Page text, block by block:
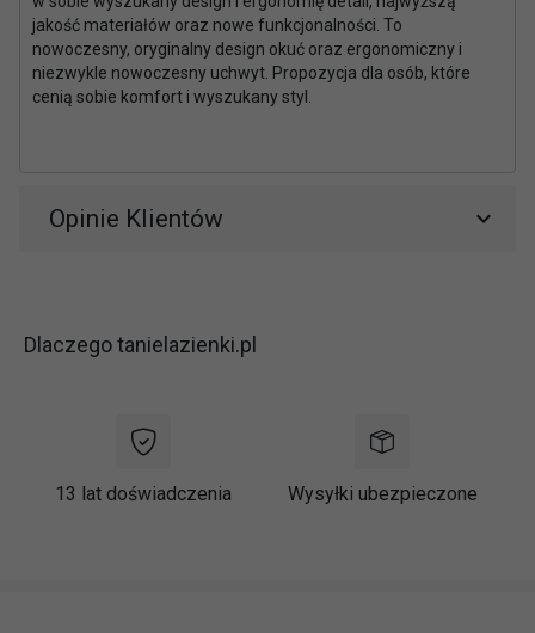
jakość materiałów oraz nowe funkcjonalności. To
nowoczesny, oryginalny design okuć oraz ergonomiczny i
niezwykle nowoczesny uchwyt. Propozycja dla osób, które
cenią sobie komfort i wyszukany styl.
Opinie Klientów
Dlaczego tanielazienki.pl
13 lat doświadczenia Wysyłki ubezpieczone